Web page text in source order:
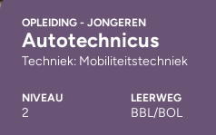
OPLEIDING - JONGEREN
Autotechnicus
Techniek: Mobiliteitstechniek
NIVEAU
2
LEERWEG
BBL/BOL